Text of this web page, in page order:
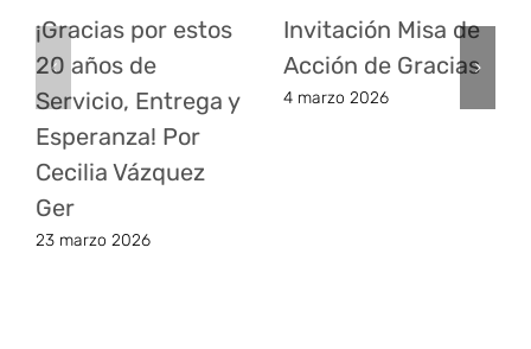
¡Gracias por estos
20 años de
Servicio, Entrega y
Esperanza! Por
Cecilia Vázquez
Ger
23 marzo 2026
Invitación Misa de
Acción de Gracias
4 marzo 2026